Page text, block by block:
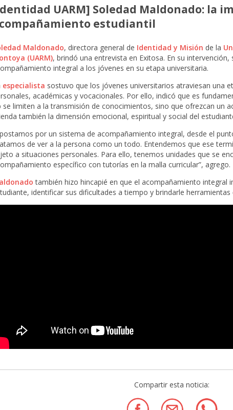
UARM] Soledad Maldonado: la
estudiantil
Maldonado, directora general de Identidad y Misión de la
(UARM), brindó una entrevista en Exitosa. En su
integral a los jóvenes en su etapa universitaria.
especialista sostuvo que los jóvenes universitarios atraviesan una
académicas y vocacionales. Por ello, indicó que es
se limiten a la transmisión de conocimientos, sino que ofrezcan un
también la dimensión emocional, espiritual y social del
por un sistema de acompañamiento integral, desde el
de ver a la persona como un todo. Entendemos que ese
a situaciones personales. Para ello, tenemos unidades que se
específico con tutorías en la malla curricular”, agrego.
también hizo hincapié en que el acompañamiento integral
identificar sus dificultades a tiempo y brindarle herramientas
Compartir esta noticia: